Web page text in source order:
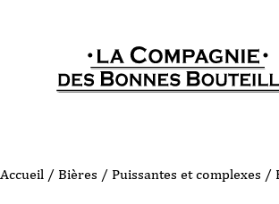
Accueil / Bières / Puissantes et complexes /